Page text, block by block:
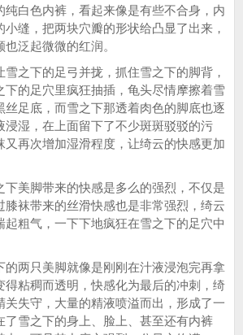
纯白色内裤，看起来像是有些不合身，内
缝，把两块穴瓣的形状给凸显了出来，
泛起微微的红润。
下的足弓并拢，抓住雪之下的脚背，
下的足穴里疯狂抽插，龟头尽情摩擦着雪
丝足底，而雪之下那透着肉色的脚底也逐
浸湿，在上面留下了不少斑斑驳驳的污
又再次增加湿滑程度，让绮云的快感更加
美脚带来的快感是多么的强烈，不仅是
膝袜带来的丝滑快感也是非常强烈，绮云
起粗气，一下下地疯狂在雪之下的足穴中
两只美脚就像是刚刚在汁液浸泡完再拿
得粘稠而透明，快感化为最后的冲刺，绮
关失守，大量的精液喷溢而出，形成了一
了雪之下的身上、脸上、甚至还有内裤